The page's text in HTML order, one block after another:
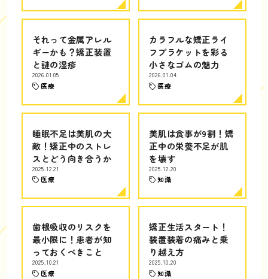
それって金属アレル
ギーかも？矯正装置
と謎の湿疹
2026.01.05
医療
カラフルな矯正ライ
フブラケットを彩る
小さなゴムの魅力
2026.01.04
医療
睡眠不足は美肌の大
敵！矯正中のストレ
スとどう向き合うか
2025.12.21
医療
美肌は食事が9割！矯
正中の栄養不足が肌
を壊す
2025.12.20
知識
歯根吸収のリスクを
最小限に！患者が知
っておくべきこと
2025.10.21
医療
矯正生活スタート！
装置装着の痛みと乗
り越え方
2025.10.20
知識